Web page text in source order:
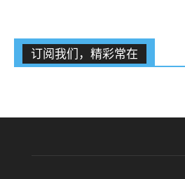
订阅我们，精彩常在